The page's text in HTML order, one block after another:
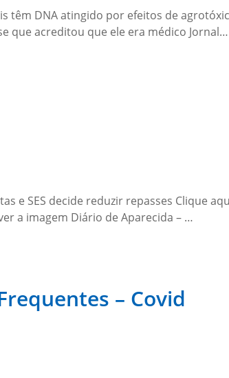
DNA atingido por efeitos de
que acreditou que ele era médico Jornal…
e SES decide reduzir repasses Clique
a imagem Diário de Aparecida – …
– Covid